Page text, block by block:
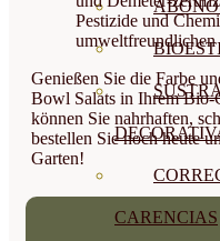
CARENCIAS
Pestizide und
umweltfreundlichen
Genießen Sie die Farbe
Bowl Salats in Ihrem Bio-
können Sie nahrhaften,
bestellen Sie noch heute
Garten!